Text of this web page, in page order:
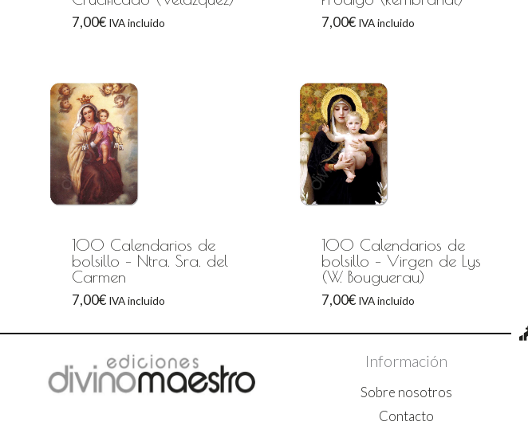
7,00€ IVA incluido 7,00€ IVA incluido
100 Calendarios de
bolsillo – Ntra. Sra. del
Carmen
7,00€ IVA incluido
100 Calendarios de
bolsillo – Virgen de Lys
(W. Bouguerau)
7,00€ IVA incluido
Información
Sobre nosotros
Contacto